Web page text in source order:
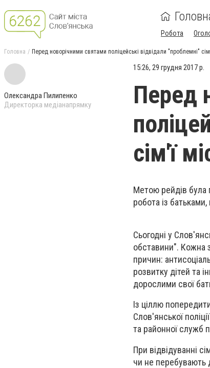
Робота
Головна Перед новорічними святами поліцейські відвідали "проблемні"
Олександра Пилипенко
Директорка медіанапрямку
15:26, 29 грудня 2017 р.
Перед
сім'ї
Метою рейдів була
робота із
Сьогодні у
обставини". Кожна з
причин:
розвитку дітей та
дорослими свої
Із ціллю
Слов'янської
та районної служб
При відвідуванні
чи не перебувають